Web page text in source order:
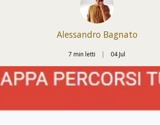
Alessandro Bagnato
7 min letti 04Jul